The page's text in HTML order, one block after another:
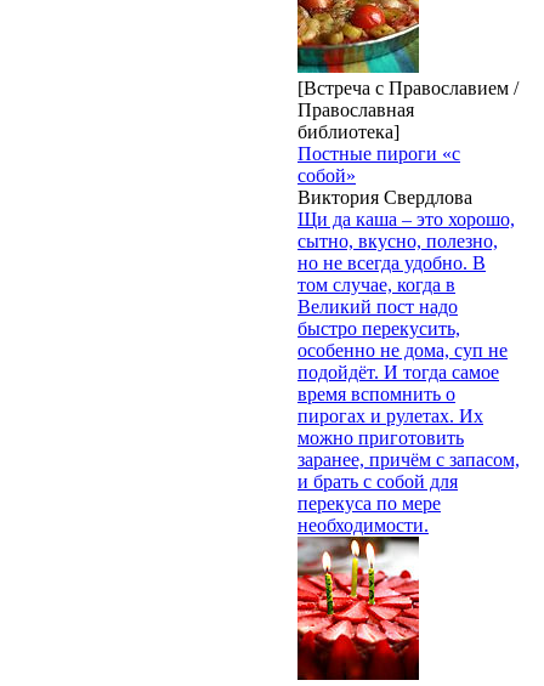
[Встреча с Православием /
Православная
библиотека]
Постные пироги «с
собой»
Виктория Свердлова
Щи да каша – это хорошо,
сытно, вкусно, полезно,
но не всегда удобно. В
том случае, когда в
Великий пост надо
быстро перекусить,
особенно не дома, суп не
подойдёт. И тогда самое
время вспомнить о
пирогах и рулетах. Их
можно приготовить
заранее, причём с запасом,
и брать с собой для
перекуса по мере
необходимости.